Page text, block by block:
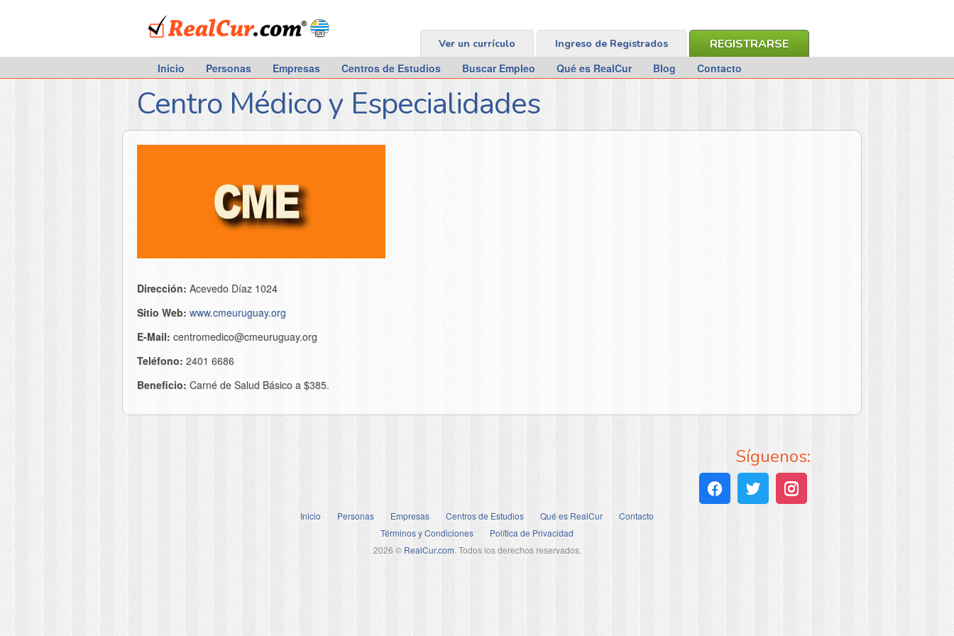
RealCur.com
REGISTRARSE
Ingreso de Registrados
Ver un currículo
Inicio Personas Empresas Centros de Estudios Buscar Empleo Qué es RealCur Blog Contacto
Centro Médico y Especialidades
Dirección: Acevedo Díaz 1024
Sitio Web: www.cmeuruguay.org
E-Mail: centromedico@cmeuruguay.org
Teléfono: 2401 6686
Beneficio: Carné de Salud Básico a $385.
Síguenos:
Inicio Personas Empresas Centros de Estudios Qué es RealCur
Contacto
Términos y Condiciones
Política de Privacidad
2026 © RealCur.com. Todos los derechos reservados.